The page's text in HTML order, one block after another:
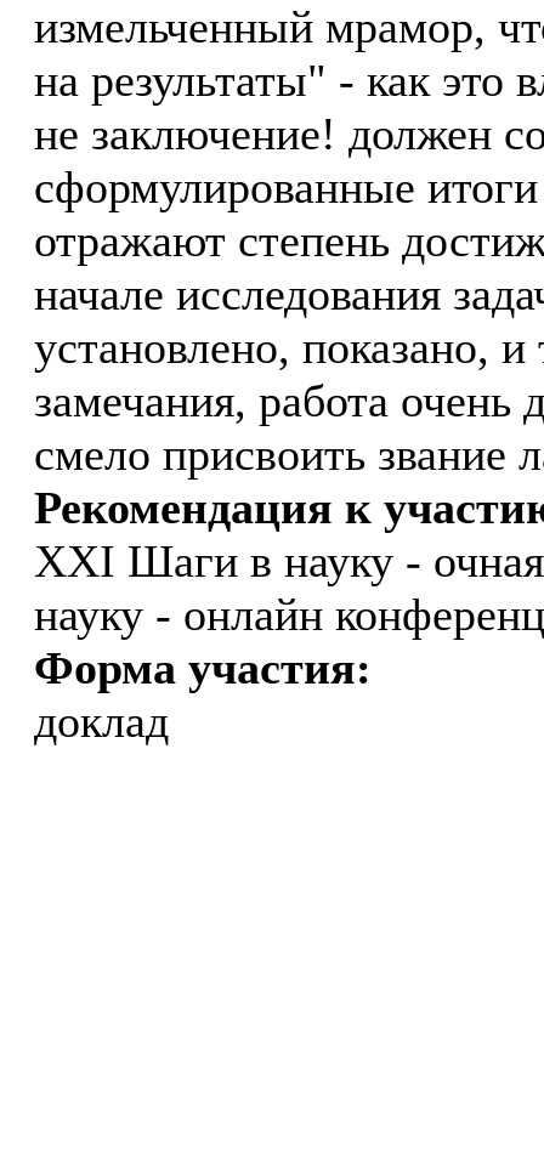
измельченный мрамор,
на результаты" - как
не заключение! должен
сформулированные
отражают степень
начале исследования
установлено, показано,
замечания, работа
смело присвоить звание
Рекомендация к
XXI Шаги в науку -
науку - онлайн
Форма участия:
доклад